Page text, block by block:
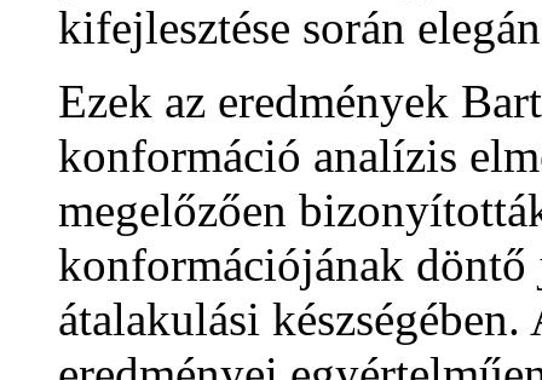
kifejlesztése során
Ezek az eredmények
konformáció analízis
megelőzően
konformációjának döntő
átalakulási